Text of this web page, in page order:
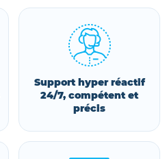
Support hyper réactif
24/7, compétent et
précis